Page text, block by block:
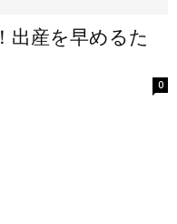
出産を早めるた
0